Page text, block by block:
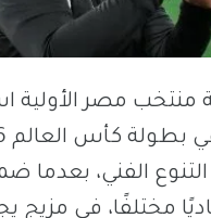
منتخب مصر الأولية
16 ناديًا مختلفًا، في